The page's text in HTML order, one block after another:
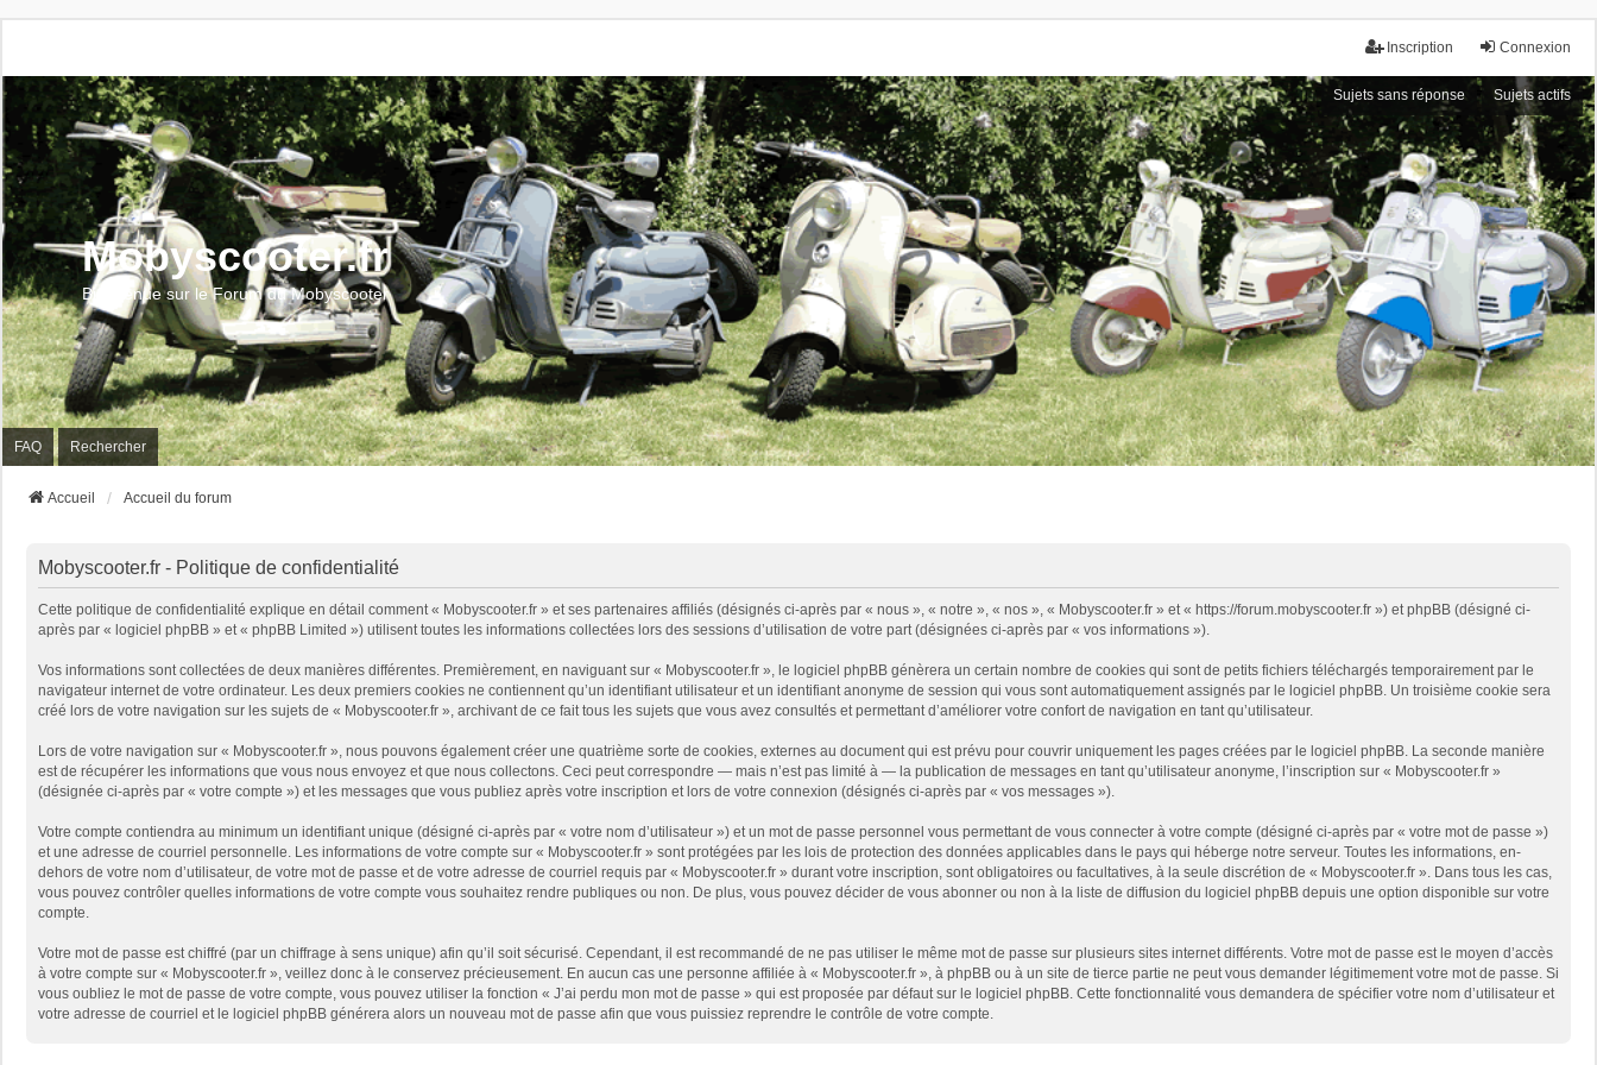
Connexion
Inscription
Sujets sans réponse Sujets actifs
Mobyscooter.fr
Bienvenue sur le Forum du Mobyscooter
FAQ Rechercher
Accueil Accueil du forum
Mobyscooter.fr - Politique de confidentialité
Cette politique de confidentialité explique en détail comment « Mobyscooter.fr » et ses partenaires affiliés (désignés ci-après par « nous », « notre », « nos », « Mobyscooter.fr » et « https://forum.mobyscooter.fr ») et phpBB (désigné ci-
après par « logiciel phpBB » et « phpBB Limited ») utilisent toutes les informations collectées lors des sessions d’utilisation de votre part (désignées ci-après par « vos informations »).
Vos informations sont collectées de deux manières différentes. Premièrement, en naviguant sur « Mobyscooter.fr », le logiciel phpBB génèrera un certain nombre de cookies qui sont de petits fichiers téléchargés temporairement par le
navigateur internet de votre ordinateur. Les deux premiers cookies ne contiennent qu’un identifiant utilisateur et un identifiant anonyme de session qui vous sont automatiquement assignés par le logiciel phpBB. Un troisième cookie sera
créé lors de votre navigation sur les sujets de « Mobyscooter.fr », archivant de ce fait tous les sujets que vous avez consultés et permettant d’améliorer votre confort de navigation en tant qu’utilisateur.
Lors de votre navigation sur « Mobyscooter.fr », nous pouvons également créer une quatrième sorte de cookies, externes au document qui est prévu pour couvrir uniquement les pages créées par le logiciel phpBB. La seconde manière
est de récupérer les informations que vous nous envoyez et que nous collectons. Ceci peut correspondre — mais n’est pas limité à — la publication de messages en tant qu’utilisateur anonyme, l’inscription sur « Mobyscooter.fr »
(désignée ci-après par « votre compte ») et les messages que vous publiez après votre inscription et lors de votre connexion (désignés ci-après par « vos messages »).
Votre compte contiendra au minimum un identifiant unique (désigné ci-après par « votre nom d’utilisateur ») et un mot de passe personnel vous permettant de vous connecter à votre compte (désigné ci-après par « votre mot de passe »)
et une adresse de courriel personnelle. Les informations de votre compte sur « Mobyscooter.fr » sont protégées par les lois de protection des données applicables dans le pays qui héberge notre serveur. Toutes les informations, en-
dehors de votre nom d’utilisateur, de votre mot de passe et de votre adresse de courriel requis par « Mobyscooter.fr » durant votre inscription, sont obligatoires ou facultatives, à la seule discrétion de « Mobyscooter.fr ». Dans tous les cas,
vous pouvez contrôler quelles informations de votre compte vous souhaitez rendre publiques ou non. De plus, vous pouvez décider de vous abonner ou non à la liste de diffusion du logiciel phpBB depuis une option disponible sur votre
compte.
Votre mot de passe est chiffré (par un chiffrage à sens unique) afin qu’il soit sécurisé. Cependant, il est recommandé de ne pas utiliser le même mot de passe sur plusieurs sites internet différents. Votre mot de passe est le moyen d’accès
à votre compte sur « Mobyscooter.fr », veillez donc à le conservez précieusement. En aucun cas une personne affiliée à « Mobyscooter.fr », à phpBB ou à un site de tierce partie ne peut vous demander légitimement votre mot de passe. Si
vous oubliez le mot de passe de votre compte, vous pouvez utiliser la fonction « J’ai perdu mon mot de passe » qui est proposée par défaut sur le logiciel phpBB. Cette fonctionnalité vous demandera de spécifier votre nom d’utilisateur et
votre adresse de courriel et le logiciel phpBB générera alors un nouveau mot de passe afin que vous puissiez reprendre le contrôle de votre compte.